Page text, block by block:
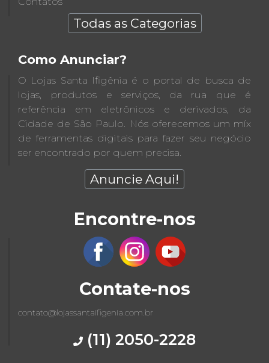
Todas as Categorias
Como Anunciar?
O Lojas Santa Ifigênia é o portal de busca de
lojas, produtos e serviços, da rua que é
referência em eletrônicos e derivados, da
Cidade de São Paulo. Nós oferecemos um míx
de ferramentas digitais para fazer seu negócio
ser encontrado por quem precisa.
Anuncie Aqui!
Encontre-nos
Contate-nos
contato@lojassantaifigenia.com.br
(11) 2050-2228